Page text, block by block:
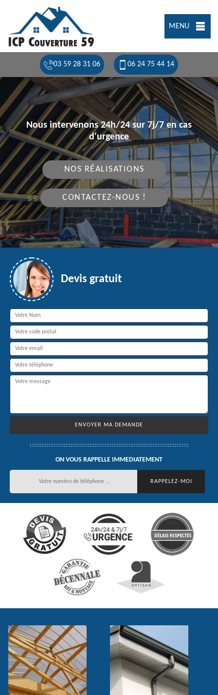
MENU
03 59 28 31 06 06 24 75 44 14
Nous intervenons 24h/24 sur 7j/7 en cas
d'urgence
NOS RÉALISATIONS
CONTACTEZ-NOUS !
Devis gratuit
ON VOUS RAPPELLE IMMEDIATEMENT